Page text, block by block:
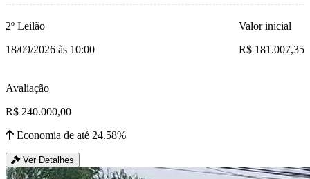
2º Leilão
18/09/2026 às 10:00
Valor inicial
R$ 181.007,35
Avaliação
R$ 240.000,00
Economia de até 24.58%
Ver Detalhes